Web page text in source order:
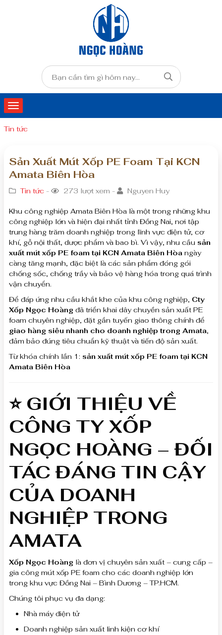
Tin tức
Sản Xuất Mút Xốp PE Foam Tại KCN
Amata Biên Hòa
Tin tức - 273 lượt xem - Nguyen Huy
Khu công nghiệp Amata Biên Hòa là một trong những khu
công nghiệp lớn và hiện đại nhất tỉnh Đồng Nai, nơi tập
trung hàng trăm doanh nghiệp trong lĩnh vực điện tử, cơ
khí, gỗ nội thất, dược phẩm và bao bì. Vì vậy, nhu cầu sản
xuất mút xốp PE foam tại KCN Amata Biên Hòa ngày
càng tăng mạnh, đặc biệt là các sản phẩm đóng gói
chống sốc, chống trầy và bảo vệ hàng hóa trong quá trình
vận chuyển.
Để đáp ứng nhu cầu khắt khe của khu công nghiệp, Cty
Xốp Ngọc Hoàng đã triển khai dây chuyền sản xuất PE
foam chuyên nghiệp, đặt gần tuyến giao thông chính để
giao hàng siêu nhanh cho doanh nghiệp trong Amata,
đảm bảo đúng tiêu chuẩn kỹ thuật và tiến độ sản xuất.
Từ khóa chính lần 1: sản xuất mút xốp PE foam tại KCN
Amata Biên Hòa
⭐ GIỚI THIỆU VỀ
CÔNG TY XỐP
NGỌC HOÀNG – ĐỐI
TÁC ĐÁNG TIN CẬY
CỦA DOANH
NGHIỆP TRONG
AMATA
Xốp Ngọc Hoàng là đơn vị chuyên sản xuất – cung cấp –
gia công mút xốp PE foam cho các doanh nghiệp lớn
trong khu vực Đồng Nai – Bình Dương – TP.HCM.
Chúng tôi phục vụ đa dạng:
Nhà máy điện tử
Doanh nghiệp sản xuất linh kiện cơ khí